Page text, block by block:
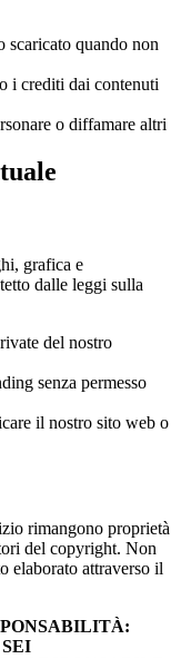
scaricato quando non
i crediti dai contenuti
o diffamare altri
grafica e
dalle leggi sulla
del nostro
senza permesso
il nostro sito web o
rimangono proprietà
del copyright. Non
elaborato attraverso il